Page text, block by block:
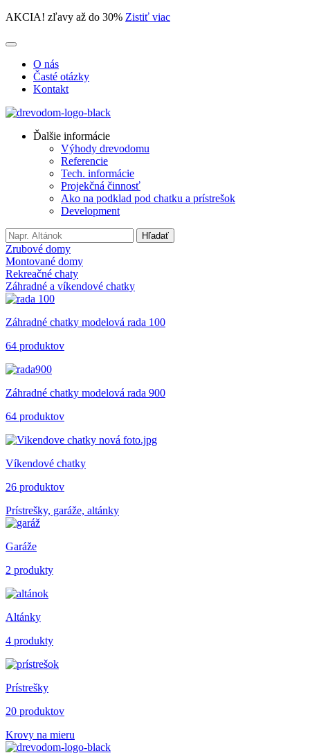
AKCIA! zľavy až do 30% Zistiť viac
O nás
Časté otázky
Kontakt
Ďalšie informácie
Výhody drevodomu
Referencie
Tech. informácie
Projekčná činnosť
Ako na podklad pod chatku a prístrešok
Development
Search
for:
Hľadať
Zrubové domy
Montované domy
Rekreačné chaty
Záhradné a víkendové chatky
Záhradné chatky modelová rada 100
64 produktov
Záhradné chatky modelová rada 900
64 produktov
Víkendové chatky
26 produktov
Prístrešky, garáže, altánky
Garáže
2 produkty
Altánky
4 produkty
Prístrešky
20 produktov
Krovy na mieru